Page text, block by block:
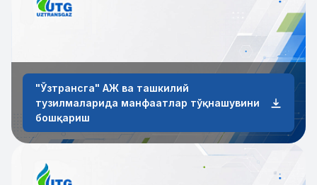
"Ўзтрансга" АЖ ва ташкилий
тузилмаларида манфаатлар тўқнашувини
бошқариш